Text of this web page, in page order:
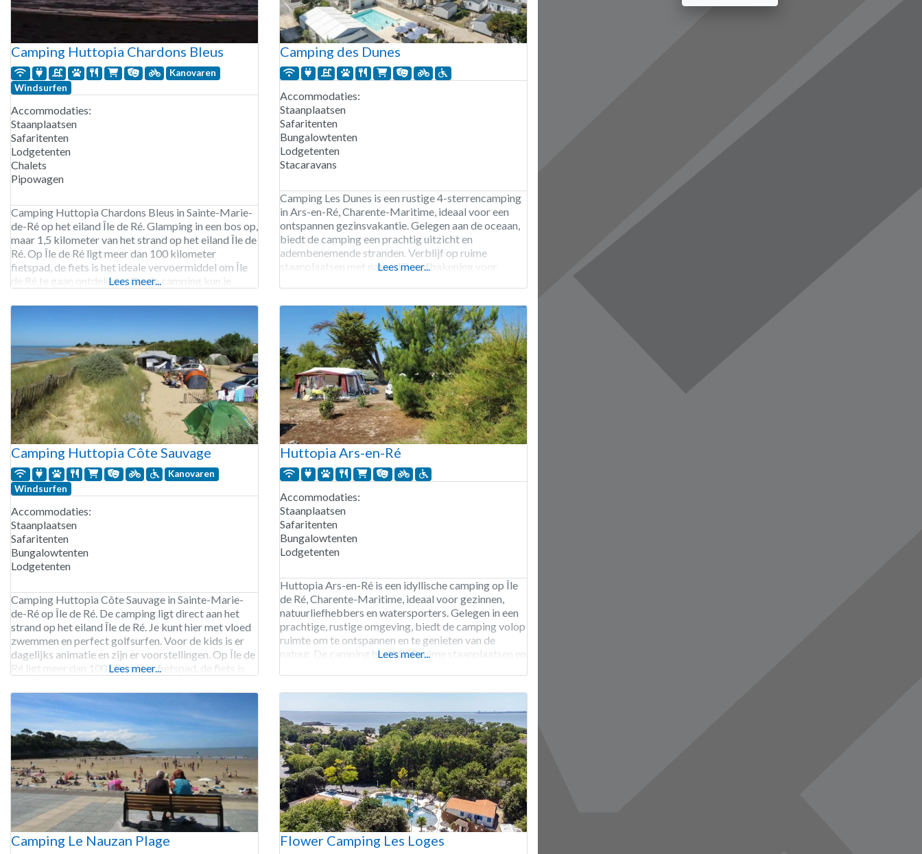
Camping Huttopia Chardons Bleus
Kanovaren
Windsurfen
Accommodaties:
Staanplaatsen
Safaritenten
Lodgetenten
Chalets
Pipowagen
Camping Huttopia Chardons Bleus in Sainte-Marie-
de-Ré op het eiland Île de Ré. Glamping in een bos op,
maar 1,5 kilometer van het strand op het eiland Île de
Ré. Op Île de Ré ligt meer dan 100 kilometer
fietspad, de fiets is het ideale vervoermiddel om Île
de Ré te gaan ontdekken. Op de camping kun je
Lees meer...
Camping des Dunes
Accommodaties:
Staanplaatsen
Safaritenten
Bungalowtenten
Lodgetenten
Stacaravans
Camping Les Dunes is een rustige 4-sterrencamping
in Ars-en-Ré, Charente-Maritime, ideaal voor een
ontspannen gezinsvakantie. Gelegen aan de oceaan,
biedt de camping een prachtig uitzicht en
adembenemende stranden. Verblijf op ruime
staanplaatsen met natuurlijke afbakening voor
badkamer. Maar ook zijn lodgetenten beschikbaar.
Geniet van
Lees meer...
Camping Huttopia Côte Sauvage
Kanovaren
Windsurfen
Accommodaties:
Staanplaatsen
Safaritenten
Bungalowtenten
Lodgetenten
Camping Huttopia Côte Sauvage in Sainte-Marie-
de-Ré op Île de Ré. De camping ligt direct aan het
strand op het eiland Île de Ré. Je kunt hier met vloed
zwemmen en perfect golfsurfen. Voor de kids is er
dagelijks animatie en zijn er voorstellingen. Op Île de
Ré ligt meer dan 100 kilometer fietspad, de fiets is
Lees meer...
Huttopia Ars-en-Ré
Accommodaties:
Staanplaatsen
Safaritenten
Bungalowtenten
Lodgetenten
Huttopia Ars-en-Ré is een idyllische camping op Île
de Ré, Charente-Maritime, ideaal voor gezinnen,
natuurliefhebbers en watersporters. Gelegen in een
prachtige, rustige omgeving, biedt de camping volop
ruimte om te ontspannen en te genieten van de
natuur. De camping heeft 230 ruime staanplaatsen en
badminton,
Lees meer...
Camping Le Nauzan Plage Flower Camping Les Loges